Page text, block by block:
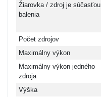
Žiarovka / zdroj je súčasťou
balenia
Počet zdrojov
Maximálny výkon
Maximálny výkon jedného
zdroja
Výška